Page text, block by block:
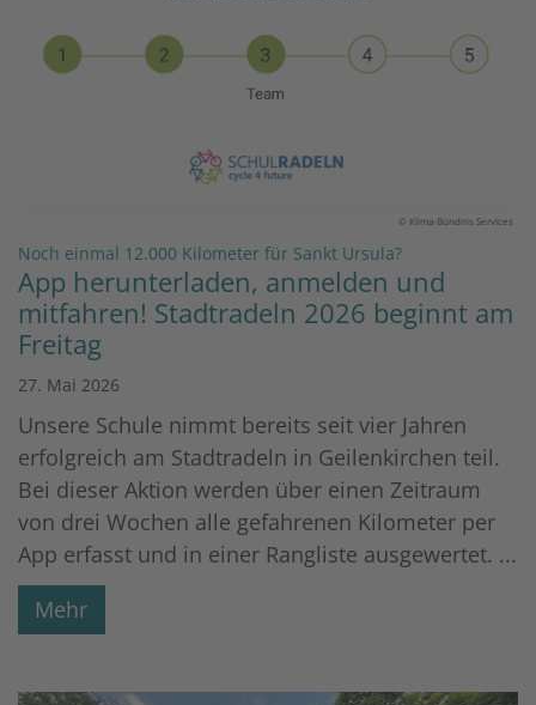
© Klima-Bündnis Services
Noch einmal 12.000 Kilometer für Sankt Ursula?:
App herunterladen, anmelden und
mitfahren! Stadtradeln 2026 beginnt am
Freitag
27. Mai 2026
Unsere Schule nimmt bereits seit vier Jahren
erfolgreich am Stadtradeln in Geilenkirchen teil.
Bei dieser Aktion werden über einen Zeitraum
von drei Wochen alle gefahrenen Kilometer per
App erfasst und in einer Rangliste ausgewertet. ...
Mehr